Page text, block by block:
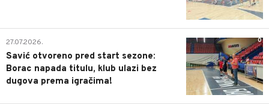
0
27.07.2026.
Savić otvoreno pred start sezone:
Borac napada titulu, klub ulazi bez
dugova prema igračima!